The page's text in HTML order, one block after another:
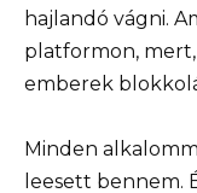
hajlandó vágni.
platformon,
emberek
Minden
leesett bennem.